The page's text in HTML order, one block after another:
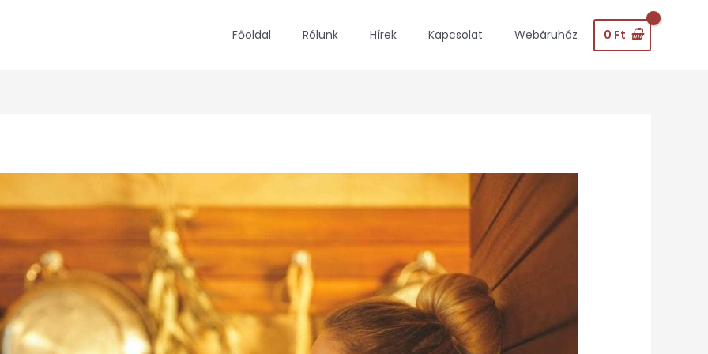
Főoldal Rólunk Hírek Kapcsolat Webáruház 0 Ft